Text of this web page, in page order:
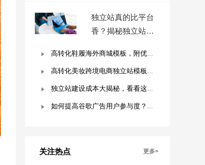
独立站真的比平台
香？揭秘独立站被
关注热点 更多>